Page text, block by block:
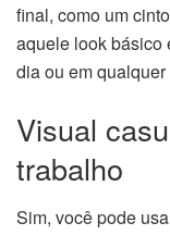
final, como um
aquele look básico
dia ou em
Visual
trabalho
Sim, você pode